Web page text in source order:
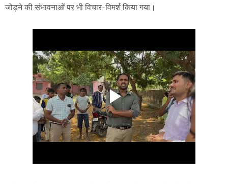
जोड़ने की संभावनाओं पर भी विचार-विमर्श किया गया।